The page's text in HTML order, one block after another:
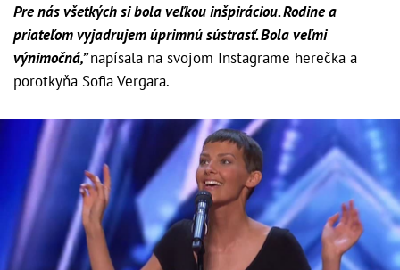
Pre nás všetkých si bola veľkou inšpiráciou. Rodine a
priateľom vyjadrujem úprimnú sústrasť. Bola veľmi
výnimočná,”napísala na svojom Instagrame herečka a
porotkyňa Sofia Vergara.